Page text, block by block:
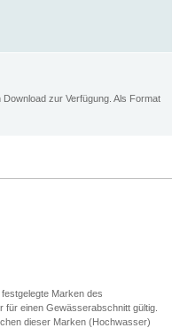
zur Verfügung. Als Format
Marken des
für einen Gewässerabschnitt gültig.
dieser Marken (Hochwasser)